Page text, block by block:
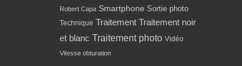
Robert Capa Smartphone Sortie photo
Technique Traitement Traitement noir
et blanc Traitement photo Vidéo
Vitesse obturation